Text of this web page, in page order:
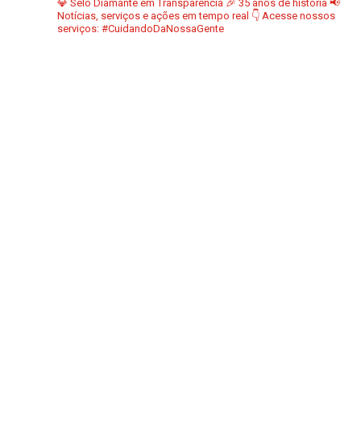
💎 Selo Diamante em Transparência 🎉 35 anos de história 📢
Notícias, serviços e ações em tempo real 👇 Acesse nossos
serviços: #CuidandoDaNossaGente